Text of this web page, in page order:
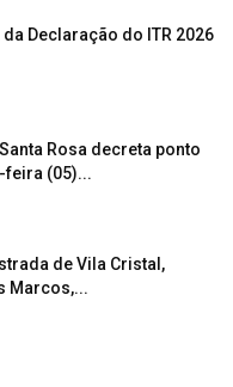
Declaração do ITR 2026
Rosa decreta ponto
feira (05)...
de Vila Cristal,
Marcos,...